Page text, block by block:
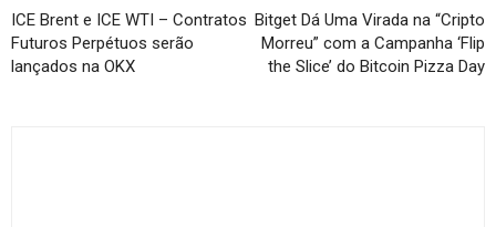
ICE Brent e ICE WTI – Contratos
Futuros Perpétuos serão
lançados na OKX
Bitget Dá Uma Virada na “Cripto
Morreu” com a Campanha ‘Flip
the Slice’ do Bitcoin Pizza Day